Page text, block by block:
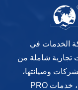
الخدمات في
تجارية شاملة من
وصيانتها،
المحاسبة والضرائب، فتح الحسابات البنكية، خدمات PRO